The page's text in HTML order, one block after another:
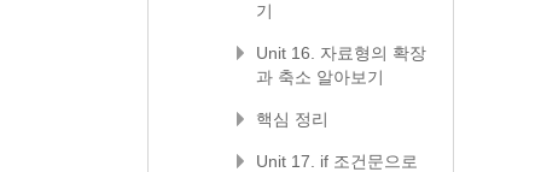
기
Unit 16. 자료형의 확장
과 축소 알아보기
핵심 정리
Unit 17. if 조건문으로